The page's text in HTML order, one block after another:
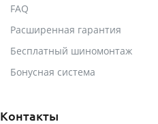
FAQ
Расширенная гарантия
Бесплатный шиномонтаж
Бонусная система
Контакты